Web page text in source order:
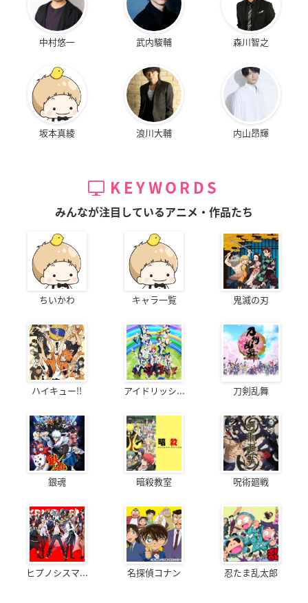
中村悠一 武内駿輔 森川智之
坂本真綾 浪川大輔 内山昂輝
KEYWORDS
みんなが注目しているアニメ・作品たち
ちいかわ キャラ一覧 鬼滅の刃
ハイキュー!! アイドリッシ... 刀剣乱舞
銀魂 暗殺教室 呪術廻戦
ヒプノシスマ... 名探偵コナン 忍たま乱太郎